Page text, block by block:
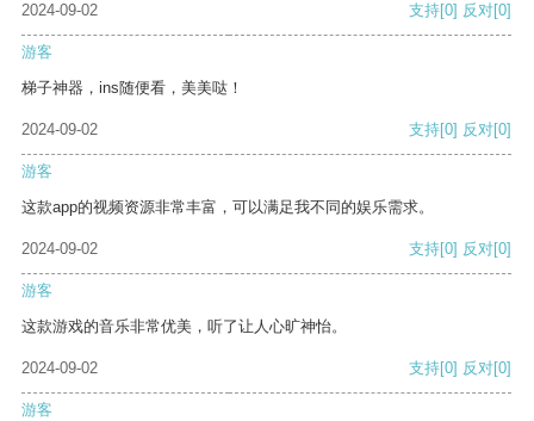
2024-09-02 支持[0] 反对[0]
游客
梯子神器，ins随便看，美美哒！
2024-09-02 支持[0] 反对[0]
游客
这款app的视频资源非常丰富，可以满足我不同的娱乐需求。
2024-09-02 支持[0] 反对[0]
游客
这款游戏的音乐非常优美，听了让人心旷神怡。
2024-09-02 支持[0] 反对[0]
游客